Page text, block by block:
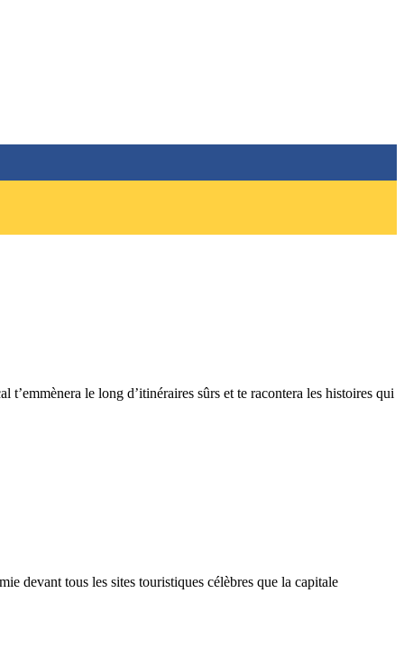
le long d’itinéraires sûrs et te racontera les histoires qui
devant tous les sites touristiques célèbres que la capitale